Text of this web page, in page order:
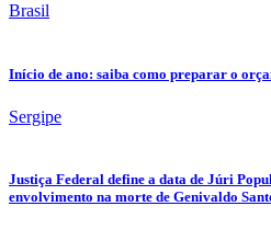
Brasil
Início de ano: saiba como preparar o
Sergipe
Justiça Federal define a data de Júri
envolvimento na morte de Genivaldo